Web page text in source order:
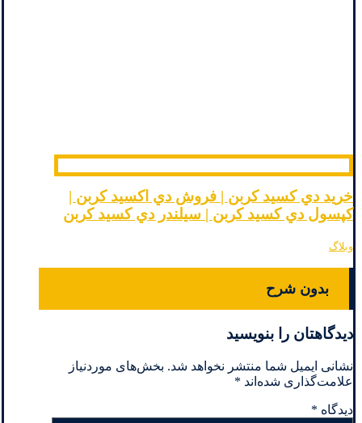
خرید دي کسيد کربن | فروش دي اکسيد کربن |
کپسول دي کسيد کربن | سيلندر دي کسيد کربن
وبلاگ
بدون شرح
دیدگاهتان را بنویسید
نشانی ایمیل شما منتشر نخواهد شد. بخش‌های موردنیاز
علامت‌گذاری شده‌اند *
دیدگاه *